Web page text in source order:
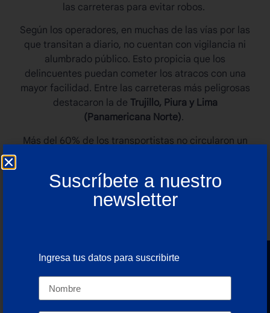
las carreteras para evitar robos.
Según los operadores, en muchas de las vías por las
que transitan a diario, no cuentan con vigilancia ni
alumbrado público. Esto propicia que los
delincuentes puedan cometer los atracos con una
mayor facilidad. Entre las carreteras más peligrosas
destacaron la de Trujillo, Piura y Lima
(Panamericana Norte).
Más del 60% de los transportistas no circularon un
¿Qué medidas se tomarán para
disminuir los robos?
Suscríbete a nuestro
newsletter
Ingresa tus datos para suscribirte